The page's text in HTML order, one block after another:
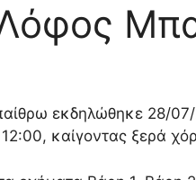
εκδηλώθηκε 28/
καίγοντας ξερά